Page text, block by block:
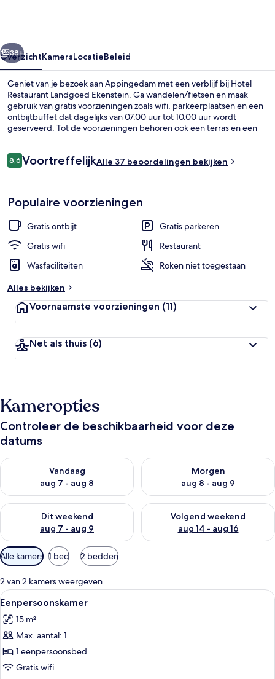
Volgende
38+
OverzichtKamersLocatieBeleid
Geniet van je bezoek aan Appingedam met een verblijf bij Hotel
Restaurant Landgoed Ekenstein. Ga wandelen/fietsen en maak
gebruik van gratis voorzieningen zoals wifi, parkeerplaatsen en een
ontbijtbuffet dat dagelijks van 07.00 uur tot 10.00 uur wordt
geserveerd. Tot de voorzieningen behoren ook een terras en een
Beoordelingen
8,68,6 op 10 –
VoortreffelijkAlle 37 beoordelingen bekijken
Populaire voorzieningen
Gratis ontbijt
Gratis parkeren
Gratis wifi
Restaurant
Wasfaciliteiten
Roken niet toegestaan
Alles bekijken
Voornaamste voorzieningen (11)
Net als thuis (6)
Kameropties
Controleer de beschikbaarheid voor deze
datums
Vandaag
aug 7 - aug 8
De beschikbaarheid controleren voor vanavond aug 7 - aug 8
Morgen
aug 8 - aug 9
De beschikbaarheid
Dit weekend
aug 7 - aug 9
De beschikbaarheid controleren voor dit weekend aug 7 -
Volgend weekend
aug 14 - aug 16
De beschikbaarheid
Beschikbare
filters
voor
kamers
Alle kamers 1 bed 2 bedden
2 van 2 kamers weergeven
Alle
foto's
voor
Eenpersoonskamer
laden
Een minibar, een bureau,
4
Eenpersoonskamer
15 m²
Max. aantal: 1
1 eenpersoonsbed
Gratis wifi